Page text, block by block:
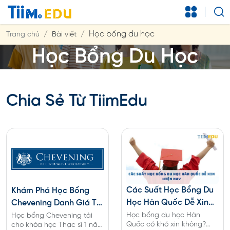
Trang chủ Bài viết Học bổng du học
Học Bổng Du Học
Chia Sẻ Từ TiimEdu
Khám Phá Học Bổng
Chevening Danh Giá Từ
Chính Phủ Anh
Học bổng Chevening tài
cho khóa học Thạc sĩ 1 năm
Các Suất Học Bổng Du
Học Hàn Quốc Dễ Xin
Năm 2025
Học bổng du học Hàn
Quốc có khó xin không?